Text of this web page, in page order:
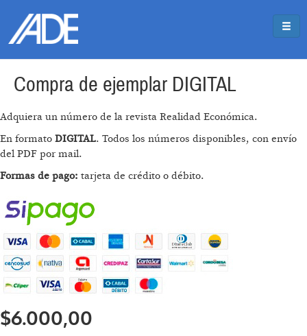
Compra de ejemplar DIGITAL
Adquiera un número de la revista Realidad Económica.
En formato DIGITAL. Todos los números disponibles, con envío
del PDF por mail.
Formas de pago: tarjeta de crédito o débito.
$6.000,00